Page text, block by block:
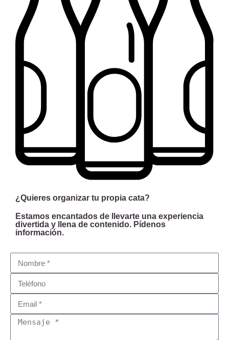
¿Quieres organizar tu propia cata?
Estamos encantados de llevarte una experiencia
divertida y llena de contenido. Pídenos
información.